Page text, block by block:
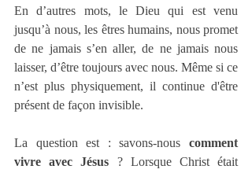
En d’autres mots, le Dieu qui est venu
jusqu’à nous, les êtres humains, nous promet
de ne jamais s’en aller, de ne jamais nous
laisser, d’être toujours avec nous. Même si ce
n’est plus physiquement, il continue d'être
présent de façon invisible.
La question est : savons-nous comment
vivre avec Jésus ? Lorsque Christ était